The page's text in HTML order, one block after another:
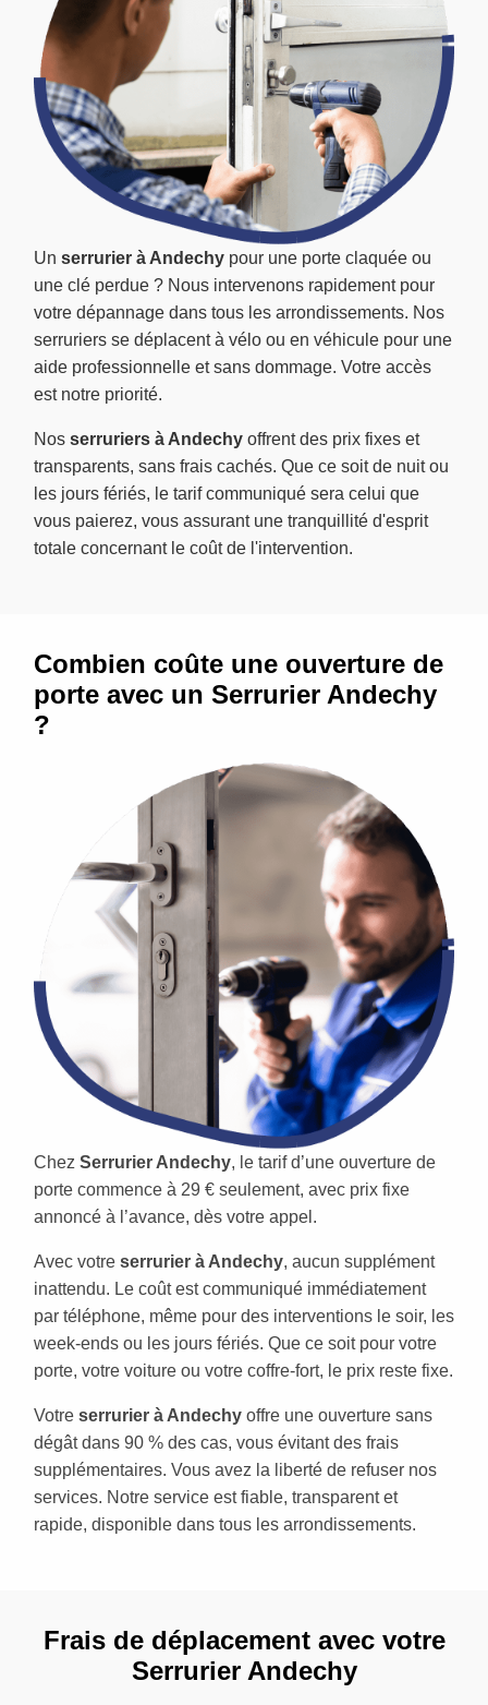
Un serrurier à Andechy pour une porte claquée ou
une clé perdue ? Nous intervenons rapidement pour
votre dépannage dans tous les arrondissements. Nos
serruriers se déplacent à vélo ou en véhicule pour une
aide professionnelle et sans dommage. Votre accès
est notre priorité.
Nos serruriers à Andechy offrent des prix fixes et
transparents, sans frais cachés. Que ce soit de nuit ou
les jours fériés, le tarif communiqué sera celui que
vous paierez, vous assurant une tranquillité d'esprit
totale concernant le coût de l'intervention.
Combien coûte une ouverture de
porte avec un Serrurier Andechy
?
Chez Serrurier Andechy, le tarif d’une ouverture de
porte commence à 29 € seulement, avec prix fixe
annoncé à l’avance, dès votre appel.
Avec votre serrurier à Andechy, aucun supplément
inattendu. Le coût est communiqué immédiatement
par téléphone, même pour des interventions le soir, les
week-ends ou les jours fériés. Que ce soit pour votre
porte, votre voiture ou votre coffre-fort, le prix reste fixe.
Votre serrurier à Andechy offre une ouverture sans
dégât dans 90 % des cas, vous évitant des frais
supplémentaires. Vous avez la liberté de refuser nos
services. Notre service est fiable, transparent et
rapide, disponible dans tous les arrondissements.
Frais de déplacement avec votre
Serrurier Andechy